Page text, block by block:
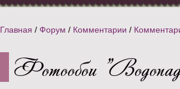
Главная / Форум / Комментарии /
Фотообои